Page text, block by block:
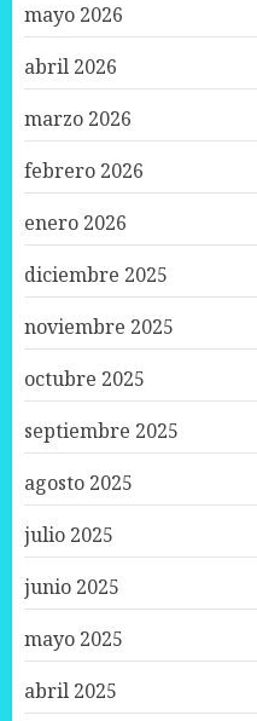
mayo 2026
abril 2026
marzo 2026
febrero 2026
enero 2026
diciembre 2025
noviembre 2025
octubre 2025
septiembre 2025
agosto 2025
julio 2025
junio 2025
mayo 2025
abril 2025